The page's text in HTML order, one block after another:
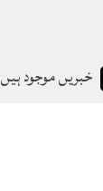
خبریں موجود ہیں